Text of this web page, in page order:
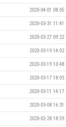
2020-04-01 08:05
2020-03-31 11:41
2020-03-27 09:22
2020-03-19 14:02
2020-03-19 10:48
2020-03-17 18:03
2020-03-11 14:17
2020-03-08 16:31
2020-02-28 18:59